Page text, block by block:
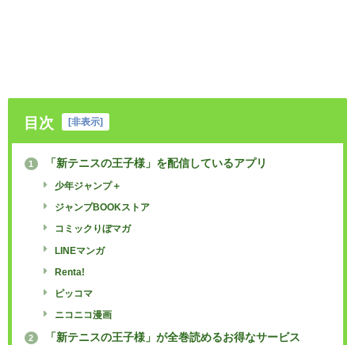
目次 [非表示]
1 「新テニスの王子様」を配信しているアプリ
少年ジャンプ＋
ジャンプBOOKストア
コミックりぼマガ
LINEマンガ
Renta!
ピッコマ
ニコニコ漫画
2 「新テニスの王子様」が全巻読めるお得なサービス